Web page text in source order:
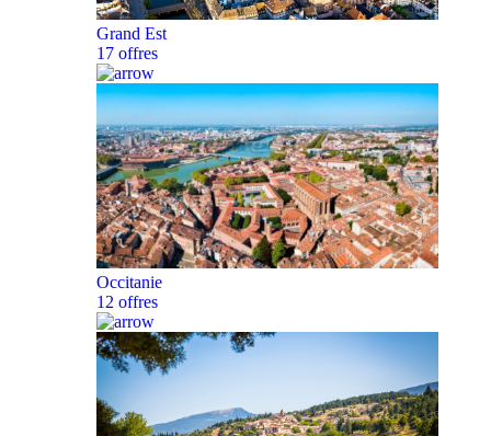
Grand Est
17 offres
Occitanie
12 offres